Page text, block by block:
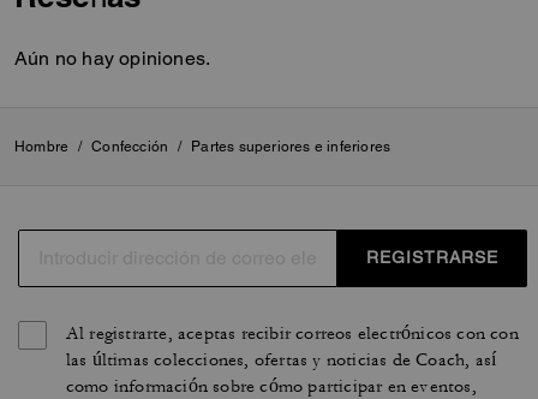
Aún no hay opiniones.
Hombre / Confección / Partes superiores e inferiores
REGISTRARSE
Al registrarte, aceptas recibir correos electrónicos con con
las últimas colecciones, ofertas y noticias de Coach, así
como información sobre cómo participar en eventos,